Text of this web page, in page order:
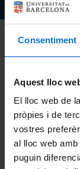
Consentiment
Aquest lloc
El lloc web de
pròpies i de
vostres
al lloc web
puguin
Ordenar